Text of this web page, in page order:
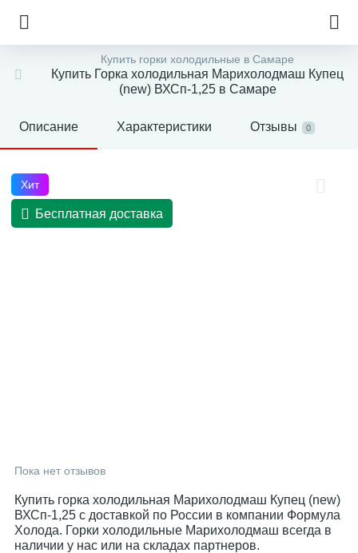
Купить горки холодильные в Самаре
Купить Горка холодильная Марихолодмаш Купец
(new) ВХСп-1,25 в Самаре
Описание Характеристики Отзывы 0
Хит
Бесплатная доставка
Пока нет отзывов
Купить горка холодильная Марихолодмаш Купец (new)
ВХСп-1,25 с доставкой по России в компании Формула
Холода. Горки холодильные Марихолодмаш всегда в
наличии у нас или на складах партнеров.